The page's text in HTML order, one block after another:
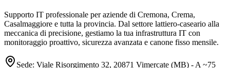
Supporto IT professionale per aziende di Cremona, Crema,
Casalmaggiore e tutta la provincia. Dal settore lattiero-caseario alla
meccanica di precisione, gestiamo la tua infrastruttura IT con
monitoraggio proattivo, sicurezza avanzata e canone fisso mensile.
Sede: Viale Risorgimento 32, 20871 Vimercate (MB) - A ~75